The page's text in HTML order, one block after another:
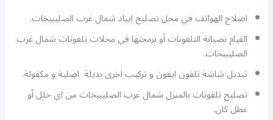
اصلاح الهواتف في محل تصليح ايباد شمال غرب الصليبيخات.
القيام بصيانة التلفونات أو برمجتها في محلات تلفونات شمال غرب
الصليبيخات.
تبديل شاشة تلفون ايفون و تركيب اخرى بديلة اصلية و مكفولة.
تصليح تلفونات بالمنزل شمال غرب الصليبيخات من اي خلل أو
عطل كان.